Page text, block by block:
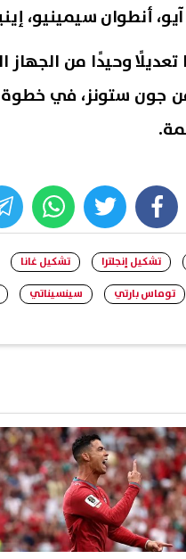
أنطوان سيمينيو،
وحيدًا من
جون ستونز، في
facebook
twitter
whats
تشكيل إنجلترا تشكيل غانا
توماس بارتي سينسيناتي